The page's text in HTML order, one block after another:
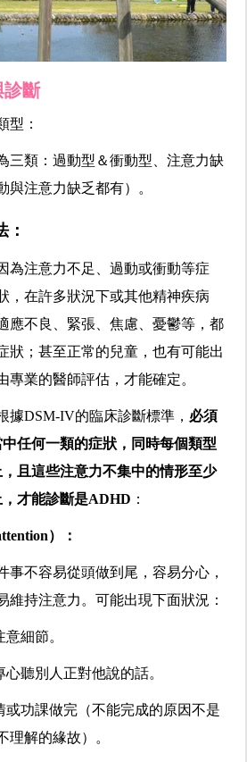
診斷
型：
三類：過動型＆衝動型、注意力缺
與注意力缺乏都有）。
：
為注意力不足、過動或衝動等症
，在許多狀況下或其他精神疾病
應不良、緊張、焦慮、憂鬱等，都
狀；甚至正常的兒童，也有可能出
專業的醫師評估，才能確定。
據DSM-IV的臨床診斷標準， 必須
任何一類的症狀，同時每個類型
且這些注意力不集中的情形至少
才能診斷是ADHD ：
）：
事不容易從頭做到尾，容易分心，
維持注意力。可能出現下面狀況：
細節。
聽別人正對他說的話。
或功課做完（不能完成的原因不是
理解的緣故）。